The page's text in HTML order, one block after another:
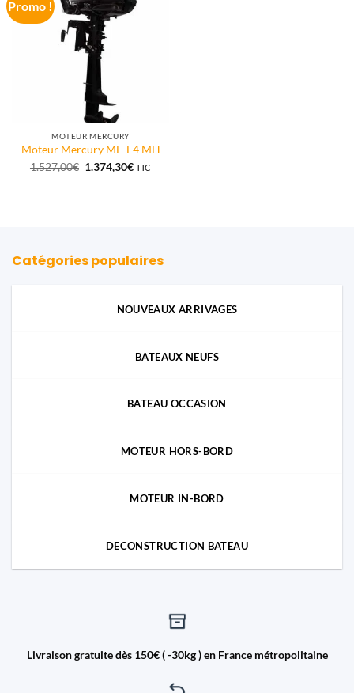
Promo !
MOTEUR MERCURY
Moteur Mercury ME-F4 MH
1.527,00€ Le
1.374,30€Le
TTC
Catégories populaires
NOUVEAUX ARRIVAGES
BATEAUX NEUFS
BATEAU OCCASION
MOTEUR HORS-BORD
MOTEUR IN-BORD
DECONSTRUCTION BATEAU
Livraison gratuite dès 150€ ( -30kg ) en France métropolitaine